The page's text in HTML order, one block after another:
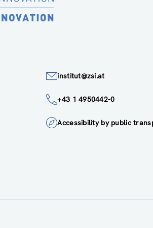
institut@zsi.at
+43 1 4950442-0
Accessibility by public